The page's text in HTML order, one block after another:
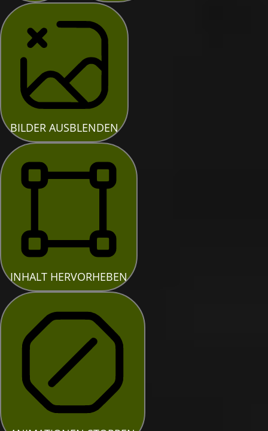
BILDER AUSBLENDEN
INHALT HERVORHEBEN